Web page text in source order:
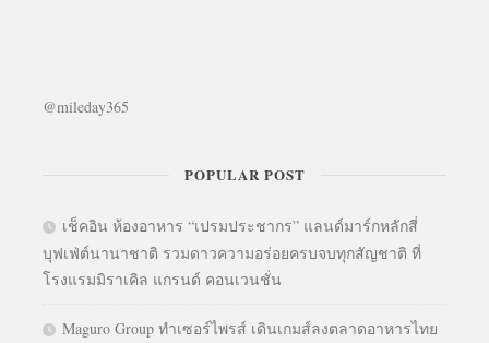
@mileday365
POPULAR POST
เช็คอิน ห้องอาหาร “เปรมประชากร” แลนด์มาร์กหลักสี่
บุฟเฟ่ต์นานาชาติ รวมดาวความอร่อยครบจบทุกสัญชาติ ที่
โรงแรมมิราเคิล แกรนด์ คอนเวนชั่น
Maguro Group ทำเซอร์ไพรส์ เดินเกมส์ลงตลาดอาหารไทย